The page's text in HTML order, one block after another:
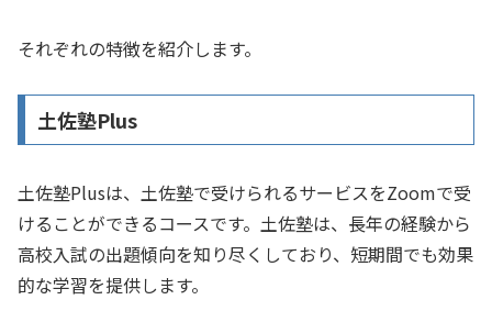
それぞれの特徴を紹介します。
土佐塾Plus
土佐塾Plusは、土佐塾で受けられるサービスをZoomで受
けることができるコースです。土佐塾は、長年の経験から
高校入試の出題傾向を知り尽くしており、短期間でも効果
的な学習を提供します。